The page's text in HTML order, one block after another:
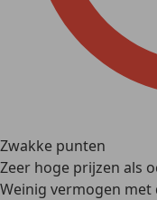
Zwakke punten
Zeer hoge prijzen als
Weinig vermogen